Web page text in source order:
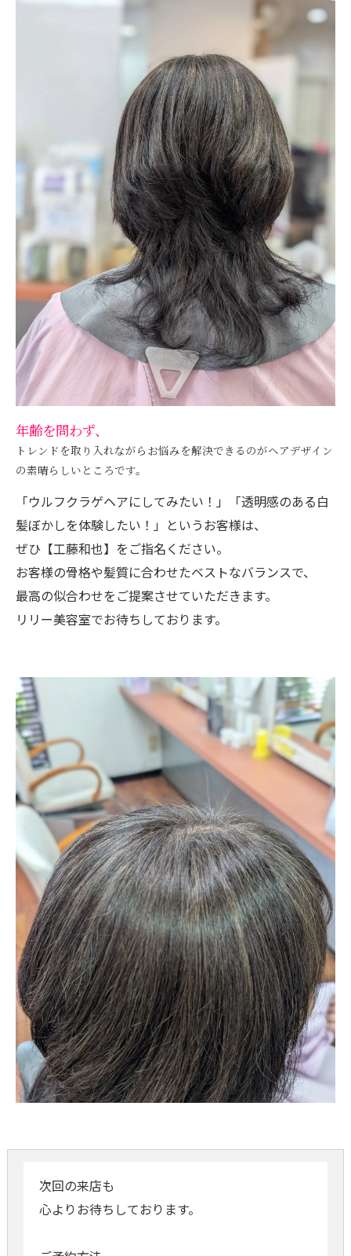
年齢を問わず、
トレンドを取り入れながらお悩みを解決できるのがヘアデザイン
の素晴らしいところです。
「ウルフクラゲヘアにしてみたい！」「透明感のある白
髪ぼかしを体験したい！」というお客様は、
ぜひ【工藤和也】をご指名ください。
お客様の骨格や髪質に合わせたベストなバランスで、
最高の似合わせをご提案させていただきます。
リリー美容室でお待ちしております。
次回の来店も
心よりお待ちしております。